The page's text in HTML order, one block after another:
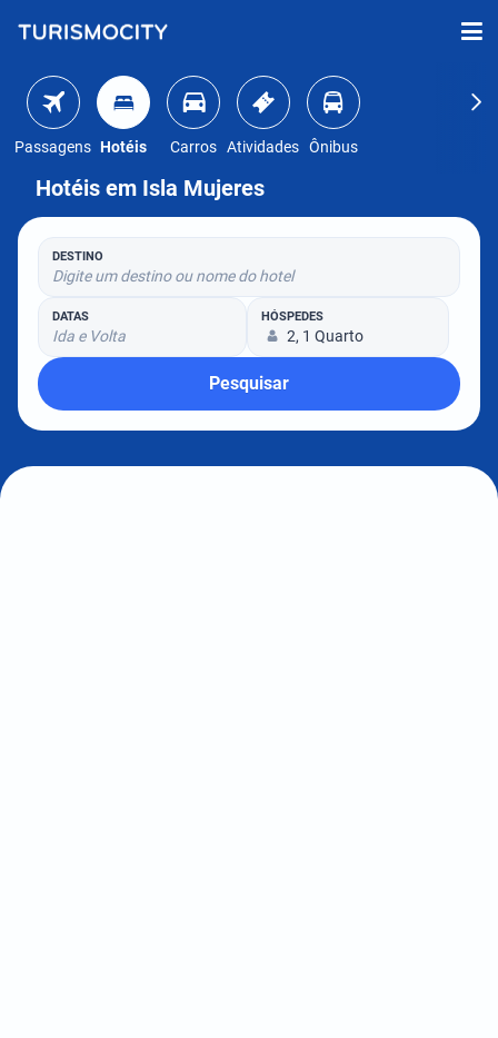
Passagens Hotéis Carros Atividades Ônibus
Hotéis em Isla Mujeres
DESTINO
Digite um destino ou nome do hotel
DATAS
Ida e Volta
HÓSPEDES
2, 1 Quarto
Pesquisar